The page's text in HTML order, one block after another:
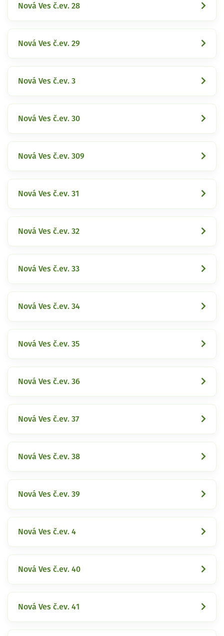
Nová Ves č.ev. 28
Nová Ves č.ev. 29
Nová Ves č.ev. 3
Nová Ves č.ev. 30
Nová Ves č.ev. 309
Nová Ves č.ev. 31
Nová Ves č.ev. 32
Nová Ves č.ev. 33
Nová Ves č.ev. 34
Nová Ves č.ev. 35
Nová Ves č.ev. 36
Nová Ves č.ev. 37
Nová Ves č.ev. 38
Nová Ves č.ev. 39
Nová Ves č.ev. 4
Nová Ves č.ev. 40
Nová Ves č.ev. 41